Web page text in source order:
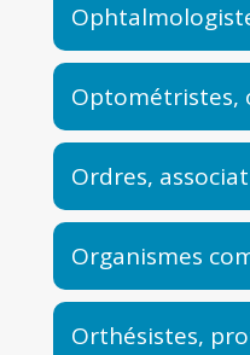
Optométristes,
Ordres,
Organismes
Orthésistes,